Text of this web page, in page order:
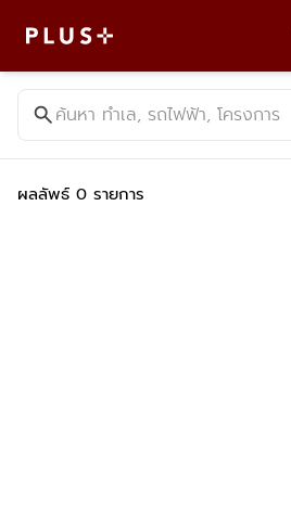
ค้นหาคอนโด บ้าน ที่ดิน อาคารสำนักงา
searchค้นหา ทำเล, รถไฟฟ้า, โครงการ
ผลลัพธ์ 0 รายการ